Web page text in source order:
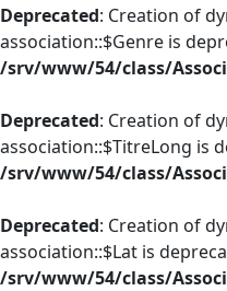
Deprecated: Creation of
association::$Genre is
/srv/www/54/class/
Deprecated: Creation of
association::$TitreLong is
/srv/www/54/class/
Deprecated: Creation of
association::$Lat is
/srv/www/54/class/